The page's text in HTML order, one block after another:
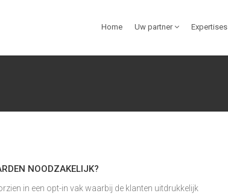
Home Uw partner Expertises
NOODZAKELIJK?
in een opt-in vak waarbij de klanten uitdrukkelijk